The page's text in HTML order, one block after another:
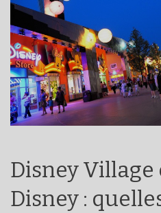
Disney Village
Disney :